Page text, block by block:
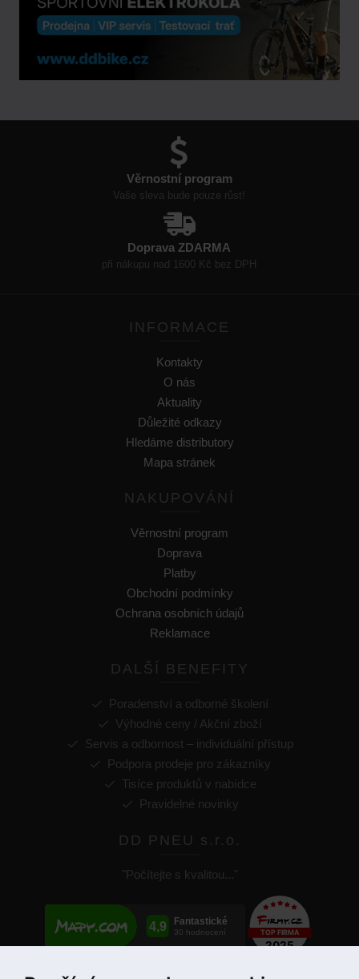
Věrnostní program
Vaše sleva bude pouze růst!
Doprava ZDARMA
při nákupu nad 1600 Kč bez DPH
INFORMACE
Kontakty
O nás
Aktuality
Důležité odkazy
Hledáme distributory
Mapa stránek
NAKUPOVÁNÍ
Věrnostní program
Doprava
Platby
Obchodní podmínky
Ochrana osobních údajů
Reklamace
DALŠÍ BENEFITY
Poradenství a odborné školení
Výhodné ceny / Akční zboží
Servis a odbornost – individuální přístup
Podpora prodeje pro zákazníky
Tisíce produktů v nabídce
Pravidelné novinky
DD PNEU s.r.o.
"Počítejte s kvalitou..."